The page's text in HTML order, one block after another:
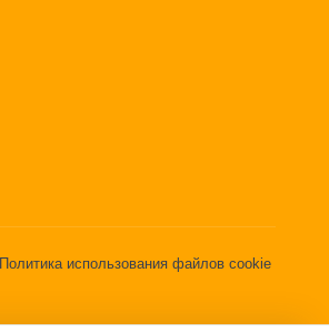
Политика использования файлов cookie